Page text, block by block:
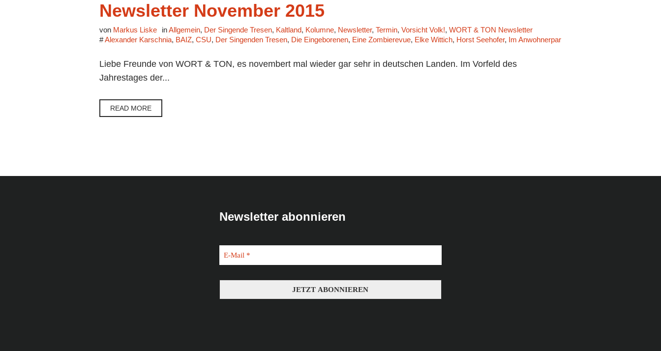
Newsletter November 2015
von Markus Liske inAllgemein, Der Singende Tresen, Kaltland, Kolumne, Newsletter, Termin, Vorsicht Volk!, WORT & TON Newsletter
#Alexander Karschnia, BAIZ, CSU, Der Singenden Tresen, Die Eingeborenen, Eine Zombierevue, Elke Wittich, Horst Seehofer, Im Anwohnerpark
Liebe Freunde von WORT & TON, es novembert mal wieder gar sehr in deutschen Landen. Im Vorfeld des
Jahrestages der...
READ MORE
Newsletter abonnieren